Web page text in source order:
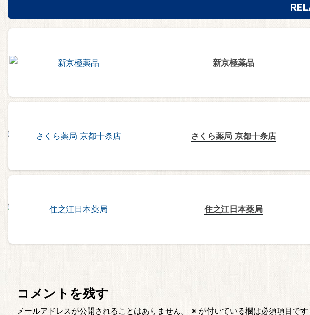
新京極薬品
さくら薬局 京都十条店
住之江日本薬局
コメントを残す
メールアドレスが公開されることはありません。 ※ が付いている欄は必須項目です